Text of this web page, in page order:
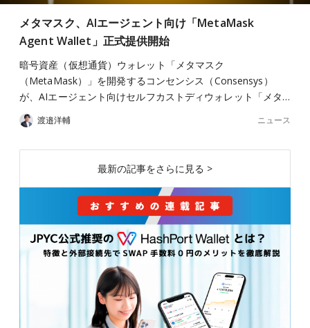
メタマスク、AIエージェント向け「MetaMask
Agent Wallet」正式提供開始
暗号資産（仮想通貨）ウォレット「メタマスク
（MetaMask）」を開発するコンセンシス（Consensys）
が、AIエージェント向けセルフカストディウォレット「メタ…
渡邉洋輔 ニュース
最新の記事をさらに見る >